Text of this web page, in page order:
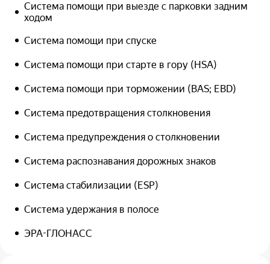
Система помощи при выезде с парковки задним
ходом
Система помощи при спуске
Система помощи при старте в гору (HSA)
Система помощи при торможении (BAS; EBD)
Система предотвращения столкновения
Система предупреждения о столкновении
Система распознавания дорожных знаков
Система стабилизации (ESP)
Система удержания в полосе
ЭРА-ГЛОНАСС